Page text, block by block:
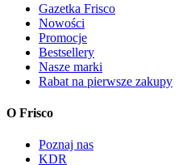
Gazetka Frisco
Nowości
Promocje
Bestsellery
Nasze marki
Rabat na pierwsze zakupy
O Frisco
Poznaj nas
KDR